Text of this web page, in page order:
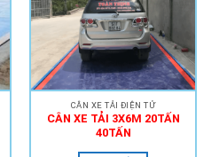
CÂN XE TẢI ĐIỆN TỬ
CÂN XE TẢI 3X6M 20TẤN
40TẤN